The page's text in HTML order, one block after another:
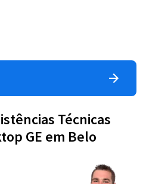
Técnicas
GE em Belo